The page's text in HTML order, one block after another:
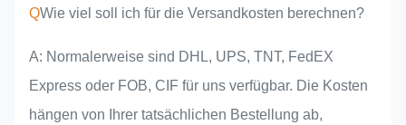
QWie viel soll ich für die Versandkosten berechnen?
A: Normalerweise sind DHL, UPS, TNT, FedEX
Express oder FOB, CIF für uns verfügbar. Die Kosten
hängen von Ihrer tatsächlichen Bestellung ab,